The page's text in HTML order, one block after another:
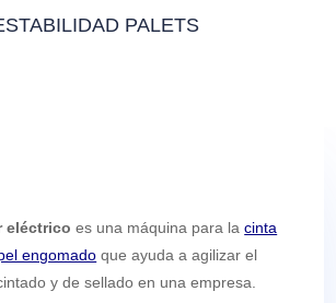
PALETS
eléctrico es una máquina para lacinta
engomado que ayuda a agilizar el
y de sellado en una empresa.